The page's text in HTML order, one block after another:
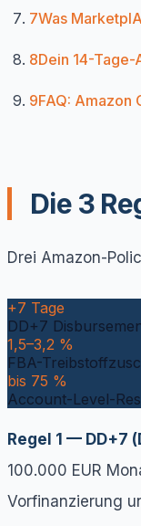
7Was
8Dein 14-Tage-
9FAQ: Amazon
Die 3
Drei Amazon-
+7 Tage
DD+7
1,5–3,2 %
FBA-
bis 75 %
Account-Level-
Regel 1 — DD+7
100.000 EUR
Vorfinanzierung